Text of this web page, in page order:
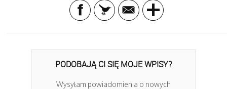
PODOBAJĄ CI SIĘ MOJE WPISY?
Wysyłam powiadomienia o nowych